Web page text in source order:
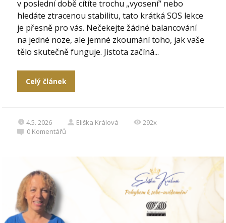
v poslední době cítíte trochu „vyosení“ nebo
hledáte ztracenou stabilitu, tato krátká SOS lekce
je přesně pro vás. Nečekejte žádné balancování
na jedné noze, ale jemné zkoumání toho, jak vaše
tělo skutečně funguje. Jistota začíná...
Celý článek
4.5. 2026 Eliška Králová
292x
0 Komentářů